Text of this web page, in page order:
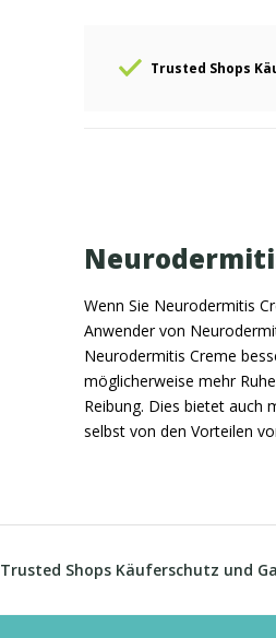
Trusted Shops
Wenn Sie Neurodermitis
Anwender von
Neurodermitis Creme
möglicherweise mehr
Reibung. Dies bietet auch
selbst von den Vorteilen
Trusted Shops Käuferschutz und